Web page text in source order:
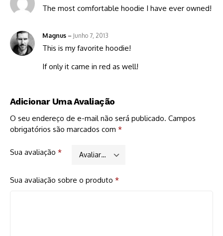
The most comfortable hoodie I have ever owned!
Magnus– Junho 7, 2013
This is my favorite hoodie!
If only it came in red as well!
Adicionar Uma Avaliação
O seu endereço de e-mail não será publicado. Campos
obrigatórios são marcados com *
Sua avaliação *
Sua avaliação sobre o produto *